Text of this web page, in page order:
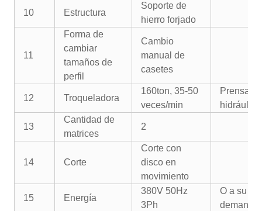
10 Estructura
Soporte de
hierro forjado
11
Forma de
cambiar
tamaños de
perfil
Cambio
manual de
casetes
12 Troqueladora
160ton, 35-50
veces/min
Prensa
hidráulica
13
Cantidad de
matrices
2
14 Corte
Corte con
disco en
movimiento
15 Energía
380V 50Hz
3Ph
O a su
demanda